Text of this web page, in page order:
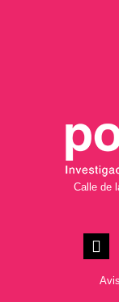
Calle de